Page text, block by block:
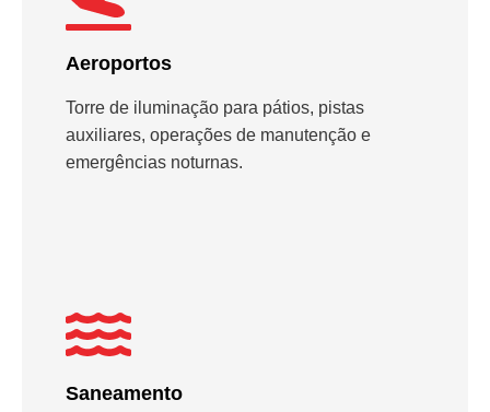
Aeroportos
Torre de iluminação para pátios, pistas
auxiliares, operações de manutenção e
emergências noturnas.
Saneamento